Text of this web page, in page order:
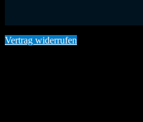
Vertrag widerrufen